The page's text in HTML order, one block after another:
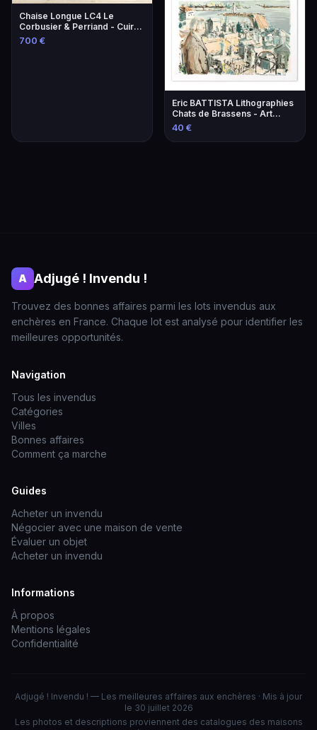
Chaise Longue LC4 Le
Corbusier & Perriand - Cuir
Lie-de-Vin
700 €
Eric BATTISTA Lithographies
Chats de Brassens - Art
Contemporain
40 €
A Adjugé ! Invendu !
Trouvez des bonnes affaires parmi les lots invendus aux
enchères en France. Chaque lot est analysé pour identifier les
meilleures opportunités.
Navigation
Tous les invendus
Catégories
Villes
Bonnes affaires
Comment ça marche
Guides
Acheter un invendu
Négocier avec une maison de vente
Évaluer un objet
Acheter un invendu
Informations
À propos
Mentions légales
Confidentialité
Adjugé ! Invendu ! — Les meilleures affaires aux enchères · Mis à jour
le 30 juillet 2026
Les photos et descriptions proviennent des catalogues des maisons